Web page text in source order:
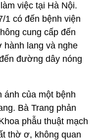
việc tại Hà Nội.
1 có đến bệnh viện
cung cấp đến
hành lang và nghe
đường dây nóng
ánh của một bệnh
Bà Trang phản
phẫu thuật mạch
thờ ơ, không quan